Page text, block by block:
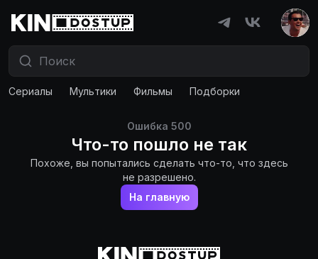
Сериалы Мультики Фильмы Подборки
Ошибка 500
Что-то пошло не так
Похоже, вы попытались сделать что-то, что здесь
не разрешено.
На главную